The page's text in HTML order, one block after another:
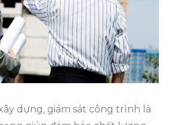
giám
sát
xây
dựng?
dựng, giám sát công trình là